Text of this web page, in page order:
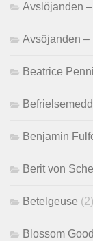
Avslöjanden
Avsöjanden –
Beatrice
Benjamin
Berit von
Betelgeuse (2)
Blossom